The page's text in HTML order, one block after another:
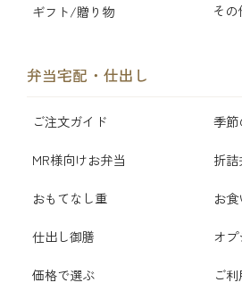
ギフト/贈り物 その
弁当宅配・仕出し
ご注文ガイド 季節
MR様向けお弁当 折詰
おもてなし重 お
仕出し御膳 オ
価格で選ぶ ご